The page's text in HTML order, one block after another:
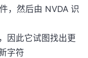
，然后由 NVDA 识
因此它试图找出更
字符